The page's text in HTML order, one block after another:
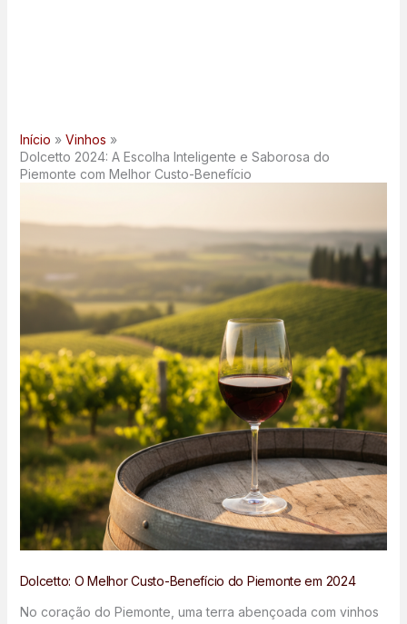
Início
Vinhos
Dolcetto 2024: A Escolha Inteligente e Saborosa do
Piemonte com Melhor Custo-Benefício
Dolcetto: O Melhor Custo-Benefício do Piemonte em 2024
No coração do Piemonte, uma terra abençoada com vinhos